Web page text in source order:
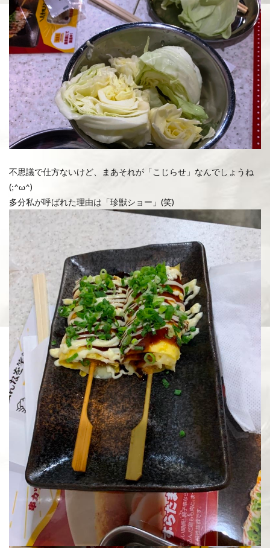
不思議で仕方ないけど、まあそれが「こじらせ」なんでしょうね
(;^ω^)
多分私が呼ばれた理由は「珍獣ショー」(笑)